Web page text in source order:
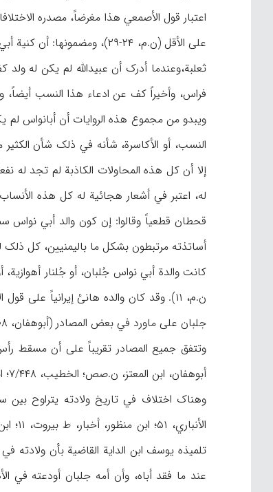
ثعلبة،وعندما أدرک أن عبیدالله لم یکن له
فراس، وأخیراً کف عن ادعاء هذا النسب أیضاً،
ویبدو من مجموع هذه الروایات أن أبانواس لم
إلا أن کل هذه المحاولات الکاذبة لم تجد له
قحطان قطعیاً وقالوا: إن کون والد أبي نواس
أساتذته مرتبطون بشکل ما بالیمنیین، کل ذلک لم
کانت والدة أبي نواس جُلبان، أو جُلنار أهوازیة، أو مننهر
ن.م، ۱۱). وقد کان والده هانئ إیرانیاً
جلبان علی ماورد في بعض المصادر (أبوهفان، ۱۰۸؛ ابن المعتز، ن.ص؛ قا: ابن منظور، ن.م، ۱۰-۱۱: روایات مختلفة نقلها حول مهنة أبیه وأمه).
وتتفق جمیع المصادر تقریباً علی أن مسقط رأس
أبوهفان، ابن المعتز، ن.صص؛ الخطیب، ۷/۴۴۸؛ ابن منظور، ن.م، ۱۲). وابن خلکان هو الوحید الذي اعتبر البصرة مسقط رأسه استناداً إلی قول ابن الجراح.
وهناک اختلاف في تاریخ ولادته یتراوح بین سنوات ۱۳۶ حتی۱۴۹هـ (ظ: أبوهفان، ۱۰۸-۱۰۹؛
عند ما فقد أباه، وأن أمه جلبان أودعته